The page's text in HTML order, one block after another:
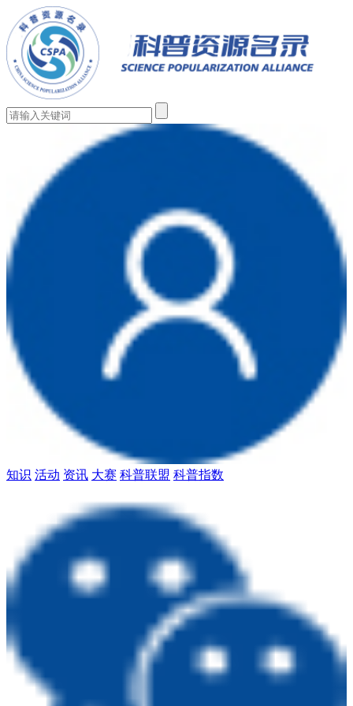
知识 活动 资讯 大赛 科普联盟 科普指数